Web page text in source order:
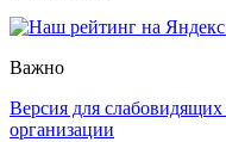
Важно
Версия для слабовидящих
организации